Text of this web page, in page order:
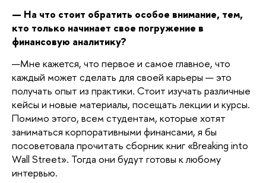
— На что стоит обратить особое внимание, тем,
кто только начинает свое погружение в
финансовую аналитику?
—Мне кажется, что первое и самое главное, что
каждый может сделать для своей карьеры — это
получать опыт из практики. Стоит изучать различные
кейсы и новые материалы, посещать лекции и курсы.
Помимо этого, всем студентам, которые хотят
заниматься корпоративными финансами, я бы
посоветовала прочитать сборник книг «Breaking into
Wall Street». Тогда они будут готовы к любому
интервью.